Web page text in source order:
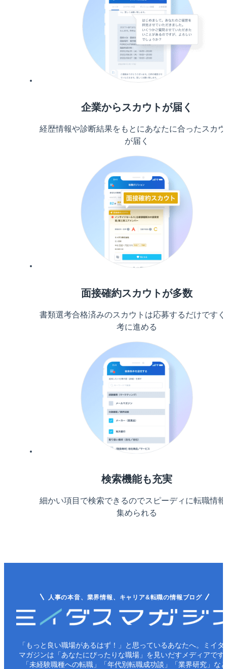
企業からスカウトが届く
経歴情報や診断結果をもとにあなたに合ったスカ
が届く
面接確約スカウトが多数
書類選考合格済みのスカウトは応募するだけです
考に進める
検索機能も充実
細かい項目で検索できるのでスピーディに転職情
集められる
人事の本音、業界情報、キャリア&転職の情報ブログ
「もっと良い職場があるはず！」と思っているあなたへ。ミイダ
マガジンは「あなたにぴったりな職場」を見いだすメディアです
「未経験職種への転職」「年代別転職成功談」「業界研究」な